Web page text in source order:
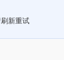
新重试